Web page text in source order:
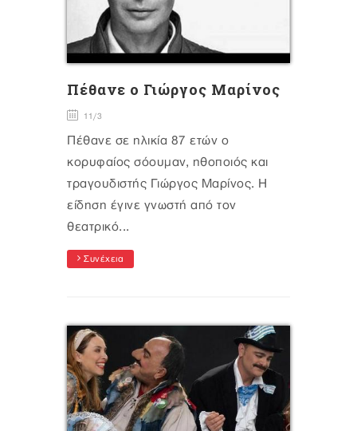
Πέθανε ο Γιώργος Μαρίνος
11/3
Πέθανε σε ηλικία 87 ετών ο
κορυφαίος σόουμαν, ηθοποιός και
τραγουδιστής Γιώργος Μαρίνος. Η
είδηση έγινε γνωστή από τον
θεατρικό...
Συνέχεια